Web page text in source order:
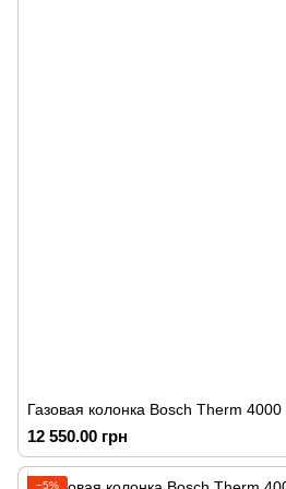
Газовая колонка Bosch Therm
12 550.00 грн
−5%